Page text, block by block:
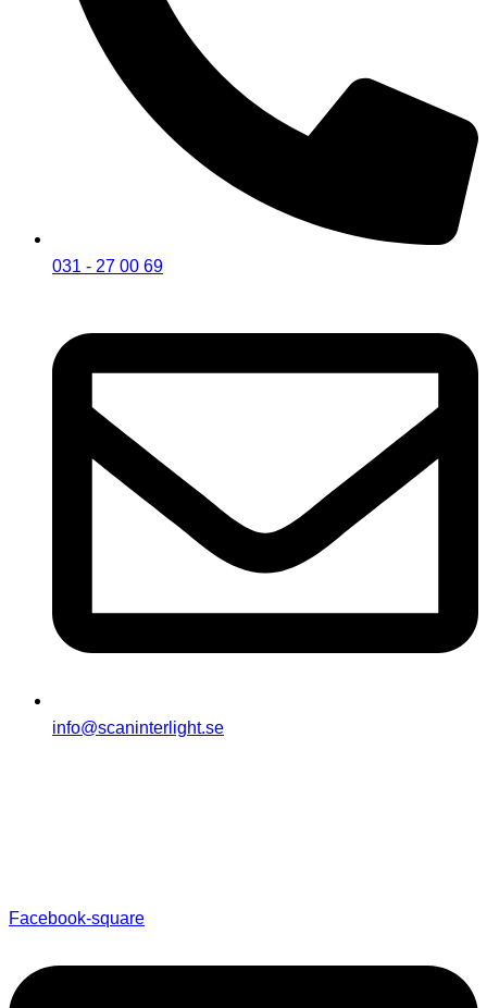
031 - 27 00 69
info@scaninterlight.se
Facebook-square